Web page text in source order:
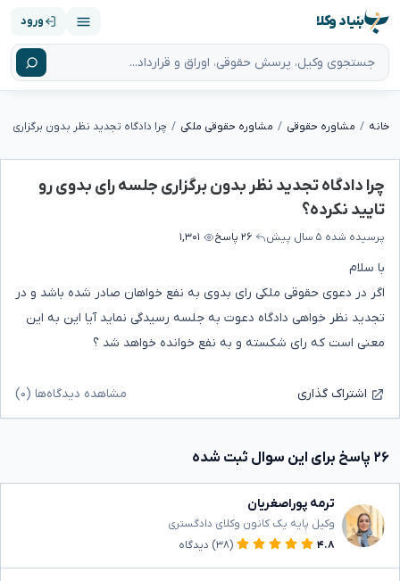
بنیاد وکلا ورود
خانه مشاوره حقوقی مشاوره حقوقی ملکی
چرا دادگاه تجدید نظر بدون برگزاری جلسه رای بدوی رو
تایید نکرده؟
پرسیده شده ۵ سال پیش ۲۶ پاسخ ۱,۳۰۱
با سلام
اگر در دعوی حقوقی ملکی رای بدوی به نفع خواهان صادر شده باشد و در
تجدید نظر خواهی دادگاه دعوت به جلسه رسیدگی نماید آیا این به این
معنی است که رای شکسته و به نفع خوانده خواهد شد ؟
اشتراک گذاری مشاهده دیدگاه‌ها (۰)
۲۶ پاسخ برای این سوال ثبت شده
ترمه پوراصغریان
وکیل پایه یک کانون وکلای دادگستری
۴.۸
(۳۸) دیدگاه